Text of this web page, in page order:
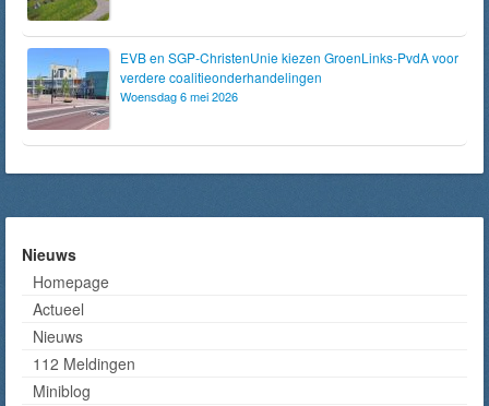
EVB en SGP-ChristenUnie kiezen GroenLinks-PvdA voor
verdere coalitieonderhandelingen
Woensdag 6 mei 2026
Nieuws
Homepage
Actueel
Nieuws
112 Meldingen
Miniblog